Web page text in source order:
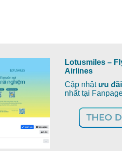
Lotusmiles –
Airlines
Cập nhật ưu đãi
nhất tại